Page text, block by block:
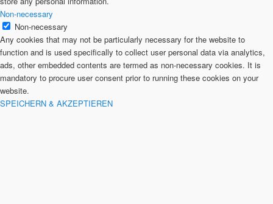
Non-necessary
Non-necessary
Any cookies that may not be particularly necessary for the website to
function and is used specifically to collect user personal data via analytics,
ads, other embedded contents are termed as non-necessary cookies. It is
mandatory to procure user consent prior to running these cookies on your
website.
SPEICHERN & AKZEPTIEREN